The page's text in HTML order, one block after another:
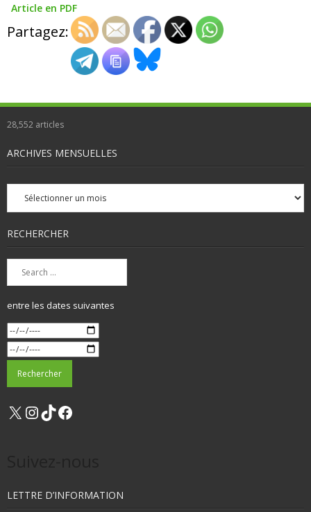
Article en PDF
Partagez:
28,552 articles
ARCHIVES MENSUELLES
Archives
mensuelles
RECHERCHER
entre les dates suivantes
X Instagram
TikTok
LETTRE D’INFORMATION